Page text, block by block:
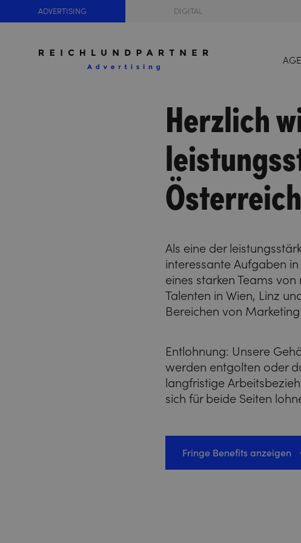
ADVERTISING DIGITAL
Herzlich
Als eine der
interessante Aufgaben
eines starken Teams
Talenten in Wien, Linz
Bereichen von
Entlohnung: Unsere
werden entgolten oder
langfristige
sich für beide Seiten
Fringe Benefits anzeigen